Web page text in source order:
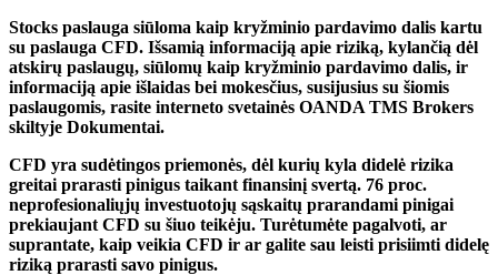
Stocks paslauga siūloma kaip kryžminio pardavimo dalis kartu
su paslauga CFD. Išsamią informaciją apie riziką, kylančią dėl
atskirų paslaugų, siūlomų kaip kryžminio pardavimo dalis, ir
informaciją apie išlaidas bei mokesčius, susijusius su šiomis
paslaugomis, rasite interneto svetainės OANDA TMS Brokers
skiltyje Dokumentai.
CFD yra sudėtingos priemonės, dėl kurių kyla didelė rizika
greitai prarasti pinigus taikant finansinį svertą. 76 proc.
neprofesionaliųjų investuotojų sąskaitų prarandami pinigai
prekiaujant CFD su šiuo teikėju. Turėtumėte pagalvoti, ar
suprantate, kaip veikia CFD ir ar galite sau leisti prisiimti didelę
riziką prarasti savo pinigus.